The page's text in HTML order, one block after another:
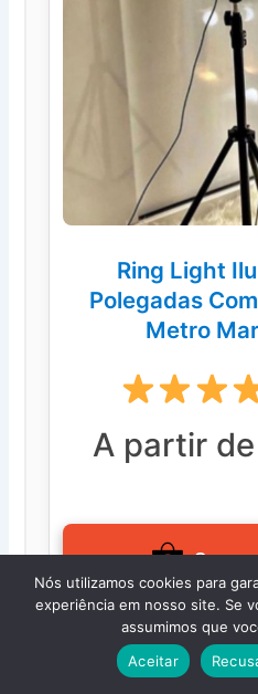
Ring Light
Polegadas
Metro
A partir de
Nós utilizamos cookies para
experiência em nosso site. Se
assumimos que
Aceitar